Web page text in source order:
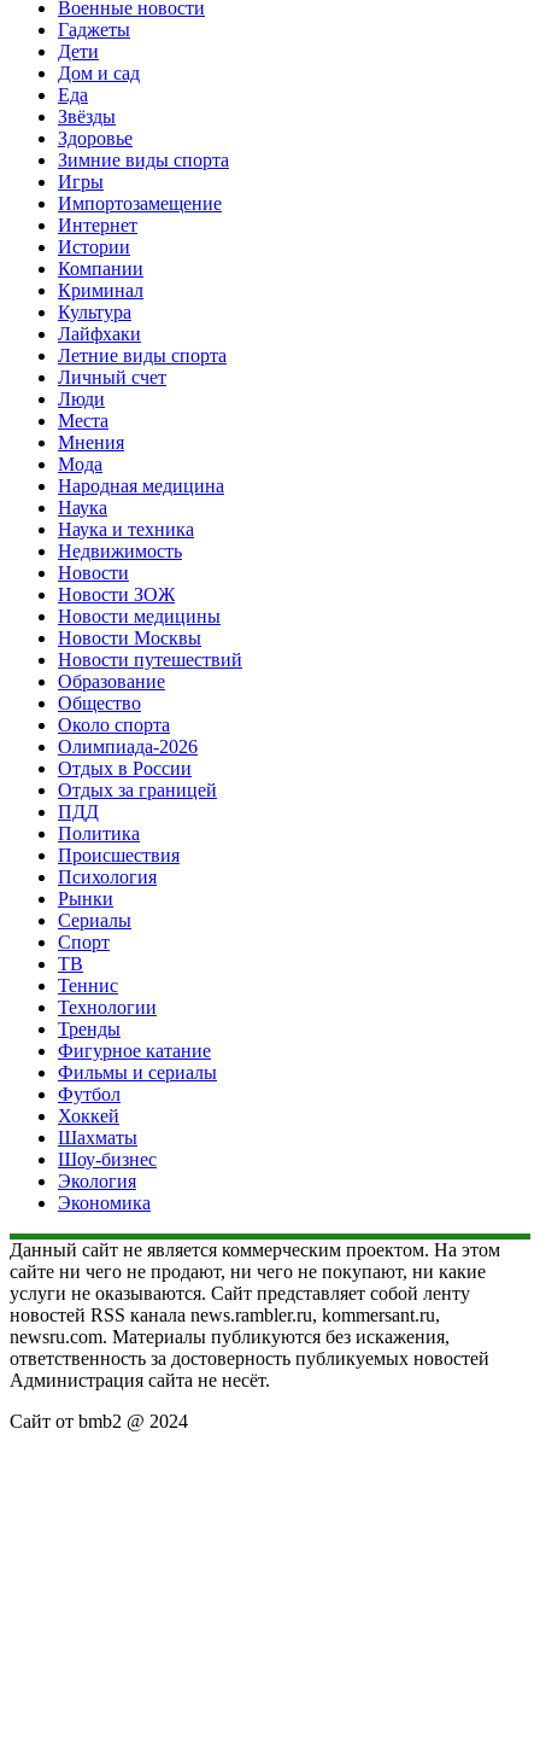
Военные новости
Гаджеты
Дети
Дом и сад
Еда
Звёзды
Здоровье
Зимние виды спорта
Игры
Импортозамещение
Интернет
Истории
Компании
Криминал
Культура
Лайфхаки
Летние виды спорта
Личный счет
Люди
Места
Мнения
Мода
Народная медицина
Наука
Наука и техника
Недвижимость
Новости
Новости ЗОЖ
Новости медицины
Новости Москвы
Новости путешествий
Образование
Общество
Около спорта
Олимпиада-2026
Отдых в России
Отдых за границей
ПДД
Политика
Происшествия
Психология
Рынки
Сериалы
Спорт
ТВ
Теннис
Технологии
Тренды
Фигурное катание
Фильмы и сериалы
Футбол
Хоккей
Шахматы
Шоу-бизнес
Экология
Экономика
Данный сайт не является коммерческим проектом. На этом
сайте ни чего не продают, ни чего не покупают, ни какие
услуги не оказываются. Сайт представляет собой ленту
новостей RSS канала news.rambler.ru, kommersant.ru,
newsru.com. Материалы публикуются без искажения,
ответственность за достоверность публикуемых новостей
Администрация сайта не несёт.
Сайт от bmb2 @ 2024